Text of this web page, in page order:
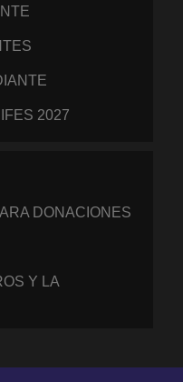
2027
DONACIONES
Y LA